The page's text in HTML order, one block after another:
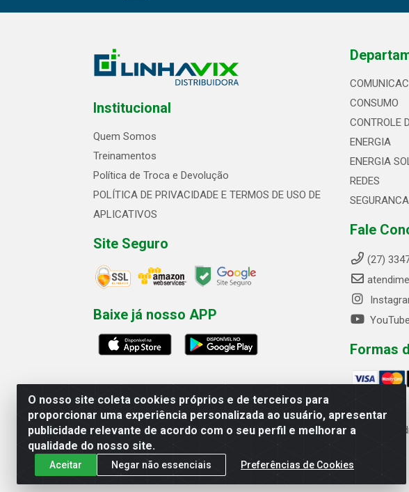
O nosso site coleta cookies próprios e de terceiros para
proporcionar uma experiência personalizada ao usuário, apresentar
publicidade relevante de acordo com o seu perfil e melhorar a
qualidade do nosso site.
Aceitar Negar não essenciais Preferências de Cookies
Institucional
Quem Somos
Treinamentos
Política de Troca e Devolução
POLÍTICA DE PRIVACIDADE E TERMOS DE USO DE
APLICATIVOS
Site Seguro
Baixe já nosso APP
CONSUMO
CONTROLE
ENERGIA
ENERGIA
REDES
Fale
(27)
YouTube
Formas
Linhavix Distribuidora LTDA - Avenida Alegre, 2521 -